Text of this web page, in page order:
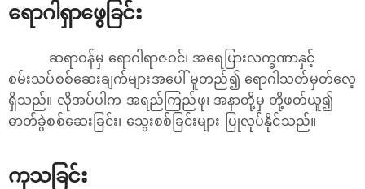
ရောဂါရှာဖွေခြင်း
ဆရာဝန်မှ ရောဂါရာဇဝင်၊ အရေပြားလက္ခဏာနှင့်
စမ်းသပ်စစ်ဆေးချက်များအပေါ် မူတည်၍ ရောဂါသတ်မှတ်လေ့
ရှိသည်။ လိုအပ်ပါက အရည်ကြည်ဖု၊ အနာတို့မှ တို့ဖတ်ယူ၍
ဓာတ်ခွဲစစ်ဆေးခြင်း၊ သွေးစစ်ခြင်းများ ပြုလုပ်နိုင်သည်။
ကုသခြင်း